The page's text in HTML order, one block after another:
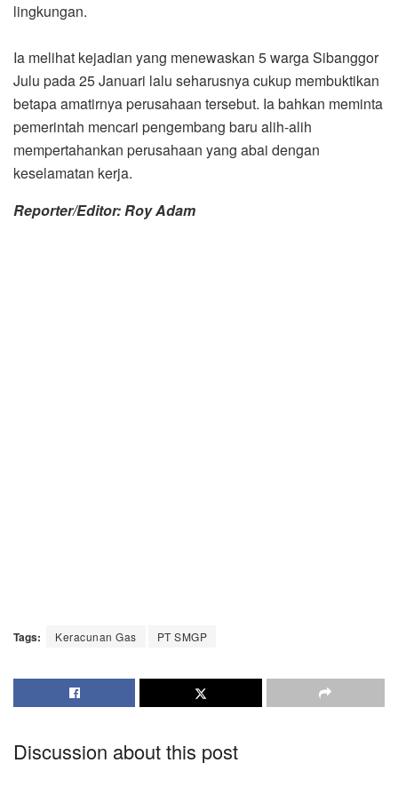
lingkungan.
Ia melihat kejadian yang menewaskan 5 warga Sibanggor
Julu pada 25 Januari lalu seharusnya cukup membuktikan
betapa amatirnya perusahaan tersebut. Ia bahkan meminta
pemerintah mencari pengembang baru alih-alih
mempertahankan perusahaan yang abai dengan
keselamatan kerja.
Reporter/Editor: Roy Adam
Tags: Keracunan Gas PT SMGP
Discussion about this post